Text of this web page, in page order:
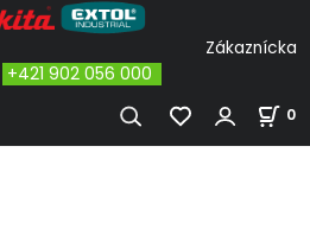
+421 902 056 000
0